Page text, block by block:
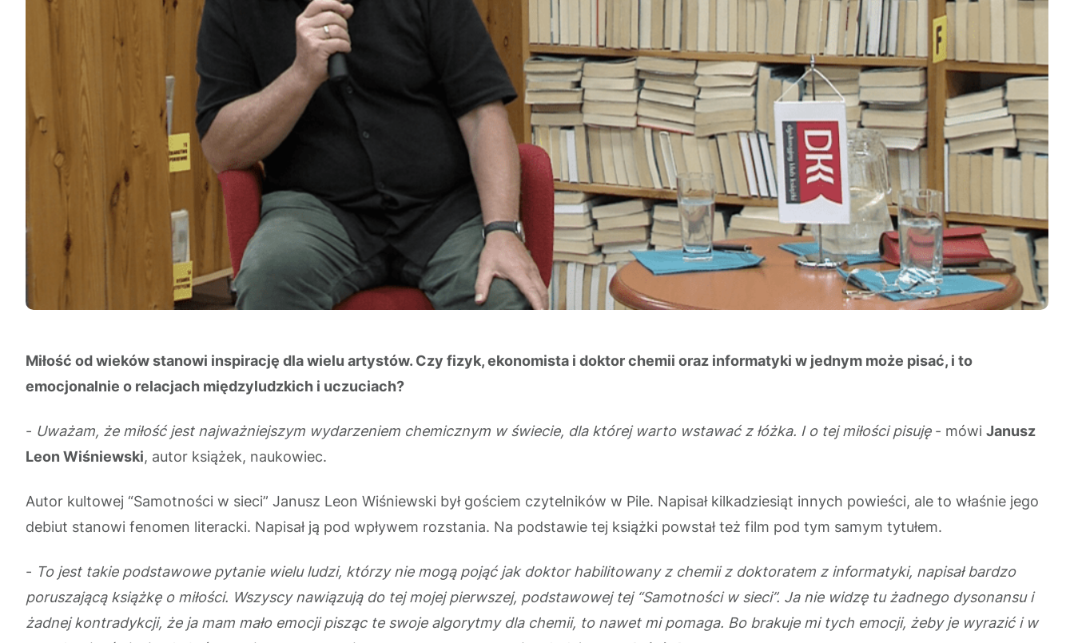
Miłość od wieków stanowi inspirację dla wielu artystów. Czy fizyk, ekonomista i doktor chemii oraz informatyki w jednym może pisać, i to
emocjonalnie o relacjach międzyludzkich i uczuciach?
- Uważam, że miłość jest najważniejszym wydarzeniem chemicznym w świecie, dla której warto wstawać z łóżka. I o tej miłości pisuję- mówi Janusz
Leon Wiśniewski, autor książek, naukowiec.
Autor kultowej “Samotności w sieci” Janusz Leon Wiśniewski był gościem czytelników w Pile. Napisał kilkadziesiąt innych powieści, ale to właśnie jego
debiut stanowi fenomen literacki. Napisał ją pod wpływem rozstania. Na podstawie tej książki powstał też film pod tym samym tytułem.
- To jest takie podstawowe pytanie wielu ludzi, którzy nie mogą pojąć jak doktor habilitowany z chemii z doktoratem z informatyki, napisał bardzo
poruszającą książkę o miłości. Wszyscy nawiązują do tej mojej pierwszej, podstawowej tej “Samotności w sieci”. Ja nie widzę tu żadnego dysonansu i
żadnej kontradykcji, że ja mam mało emocji pisząc te swoje algorytmy dla chemii, to nawet mi pomaga. Bo brakuje mi tych emocji, żeby je wyrazić i w